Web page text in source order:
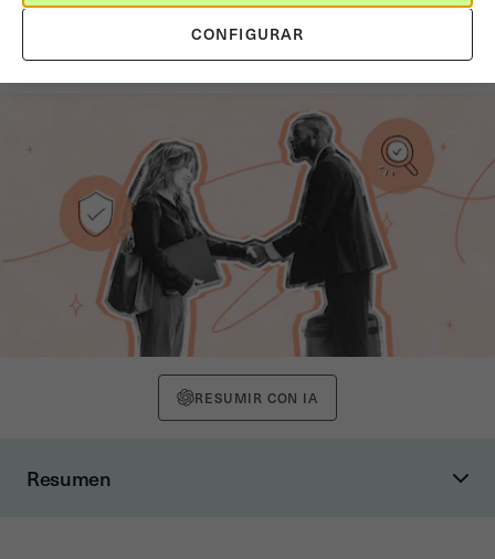
Firma electrónica y cumplimiento
en el sector asegurador
RESUMIR CON IA
Resumen
CONFIGURAR